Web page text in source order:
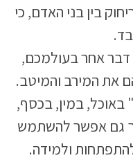
בין בני האדם, כי
דבר אחר בעולמכם,
את המירב והמיטב.
במין, בכסף,
גם אפשר להשתמש
ולמידה.